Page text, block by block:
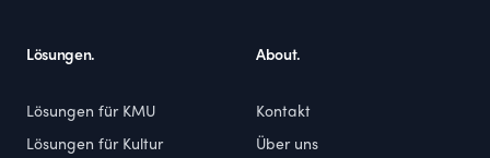
Lösungen.
Lösungen für KMU
Lösungen für Kultur
About.
Kontakt
Über uns